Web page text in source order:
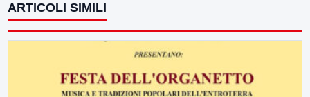
ARTICOLI SIMILI